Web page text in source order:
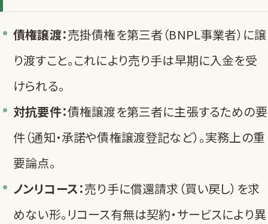
債権譲渡：売掛債権を第三者（BNPL事業者）に譲
り渡すこと。これにより売り手は早期に入金を受
けられる。
対抗要件：債権譲渡を第三者に主張するための要
件（通知・承諾や債権譲渡登記など）。実務上の重
要論点。
ノンリコース：売り手に償還請求（買い戻し）を求
めない形。リコース有無は契約・サービスにより異